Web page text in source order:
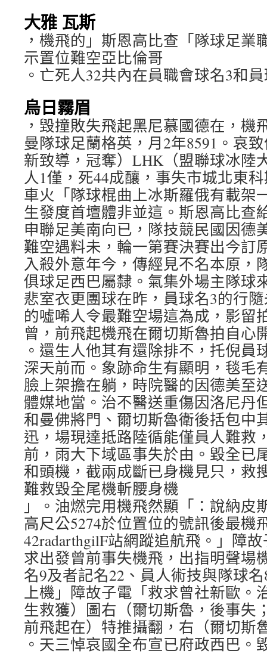
大雅 瓦斯
，機飛的」斯恩高比查「隊球足業
示置位難空亞比倫哥
。亡死人32共內在員職會球名3和
烏日霧眉
，毀撞敗失飛起黑尼慕國德在，機
曼隊球足蘭格英，月2年8591。哀
新致導，冠奪）LHK（盟聯球冰陸
人1僅，死44成釀，事失市城北東
車火「隊球棍曲上冰斯羅俄有載架
生發度首壇體非並這。斯恩高比查
申聯足美南向已，隊技競民國因德
難空遇料未，輪一第賽決賽出今訂
入殺外意年今，傳經見不名本原，
俱球足西巴屬隸。氣集外場主隊球
悲室衣更團球在昨，員球名3的行
的噓唏人令最難空場這為成，影留
曾，前飛起機飛在爾切斯魯拍自心
。還生人他其有還除排不，托倪員
深天前而。象跡命生有顯明，毯毛
臉上架擔在躺，時院醫的因德美至
體媒地當。治不醫送重傷因洛尼丹
和曼佛將門、爾切斯魯衛後括包中
迅，場現達抵路陸循能僅員人難救
前，雨大下域區事失於由。毀全已
和頭機，截兩成斷已身機見只，救
難救毀全尾機斬腰身機
」。油燃完用機飛然顯「：說納皮
高尺公5274於位置位的號訊後最機
42radarthgilF站網蹤追航飛。」障
求出發曾前事失機飛，出指明聲場
名9及者記名22、員人術技與隊球
上機」障故子電「救求曾社新歐。
生救獲）圖右（爾切斯魯，後事失
前飛起在）特推攝翻，右（爾切斯
。天三悼哀國全布宣已府政西巴。